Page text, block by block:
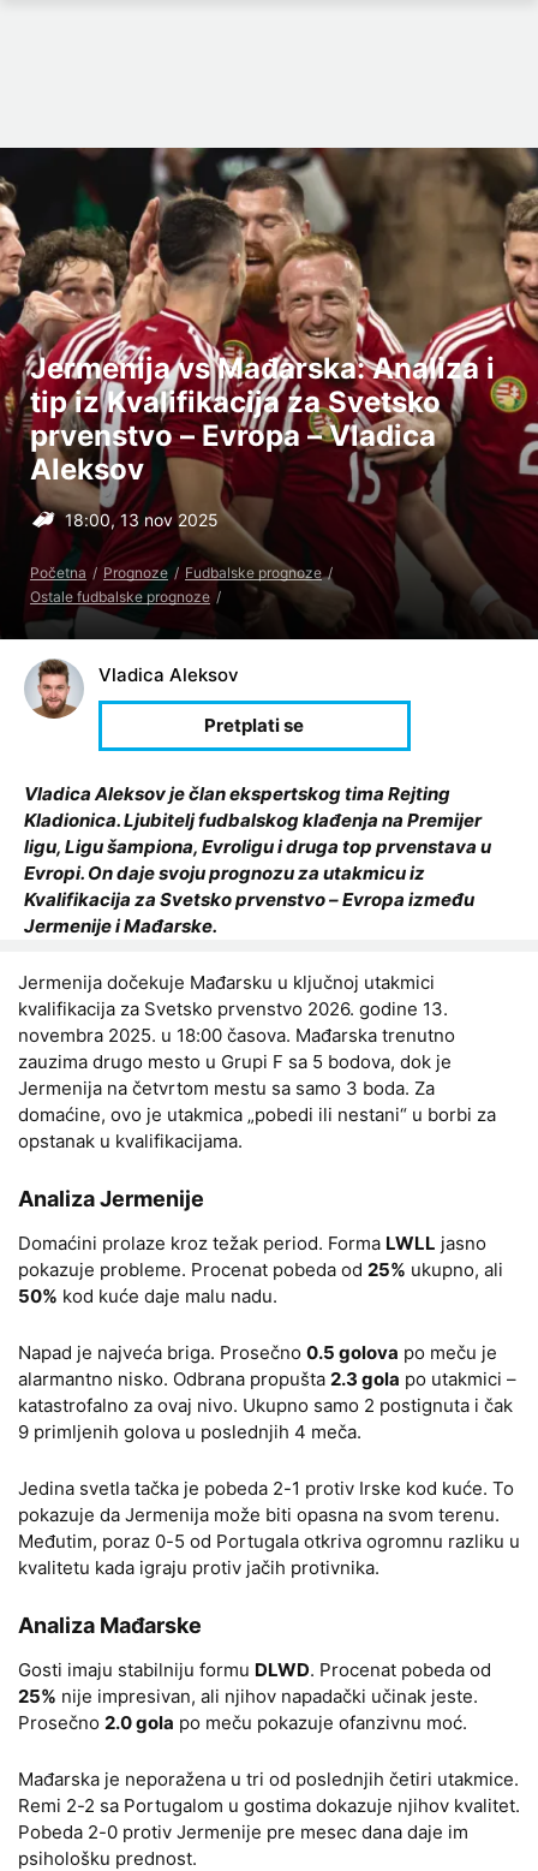
Jermenija vs Mađarska: Analiza i
tip iz Kvalifikacija za Svetsko
prvenstvo – Evropa – Vladica
Aleksov
18:00, 13 nov 2025
Početna Prognoze
Fudbalske prognoze
Ostale fudbalske prognoze
Vladica Aleksov
Vladica Aleksov je član ekspertskog tima Rejting
Kladionica. Ljubitelj fudbalskog klađenja na Premijer
ligu, Ligu šampiona, Evroligu i druga top prvenstava u
Evropi. On daje svoju prognozu za utakmicu iz
Kvalifikacija za Svetsko prvenstvo – Evropa između
Jermenije i Mađarske.
Jermenija dočekuje Mađarsku u ključnoj utakmici
kvalifikacija za Svetsko prvenstvo 2026. godine 13.
novembra 2025. u 18:00 časova. Mađarska trenutno
zauzima drugo mesto u Grupi F sa 5 bodova, dok je
Jermenija na četvrtom mestu sa samo 3 boda. Za
domaćine, ovo je utakmica „pobedi ili nestani“ u borbi za
opstanak u kvalifikacijama.
Analiza Jermenije
Domaćini prolaze kroz težak period. Forma LWLL jasno
pokazuje probleme. Procenat pobeda od 25% ukupno, ali
50% kod kuće daje malu nadu.
Napad je najveća briga. Prosečno 0.5 golova po meču je
alarmantno nisko. Odbrana propušta 2.3 gola po utakmici –
katastrofalno za ovaj nivo. Ukupno samo 2 postignuta i čak
9 primljenih golova u poslednjih 4 meča.
Jedina svetla tačka je pobeda 2-1 protiv Irske kod kuće. To
pokazuje da Jermenija može biti opasna na svom terenu.
Međutim, poraz 0-5 od Portugala otkriva ogromnu razliku u
kvalitetu kada igraju protiv jačih protivnika.
Analiza Mađarske
Gosti imaju stabilniju formu DLWD. Procenat pobeda od
25% nije impresivan, ali njihov napadački učinak jeste.
Prosečno 2.0 gola po meču pokazuje ofanzivnu moć.
Mađarska je neporažena u tri od poslednjih četiri utakmice.
Remi 2-2 sa Portugalom u gostima dokazuje njihov kvalitet.
Pobeda 2-0 protiv Jermenije pre mesec dana daje im
psihološku prednost.